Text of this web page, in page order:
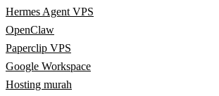
Hermes Agent VPS
OpenClaw
Paperclip VPS
Google Workspace
Hosting murah